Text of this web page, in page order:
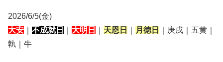
2026/6/5(金)
大安
不成就日 大明日 天恩日 月徳日
｜庚戌｜五黄｜
執｜牛